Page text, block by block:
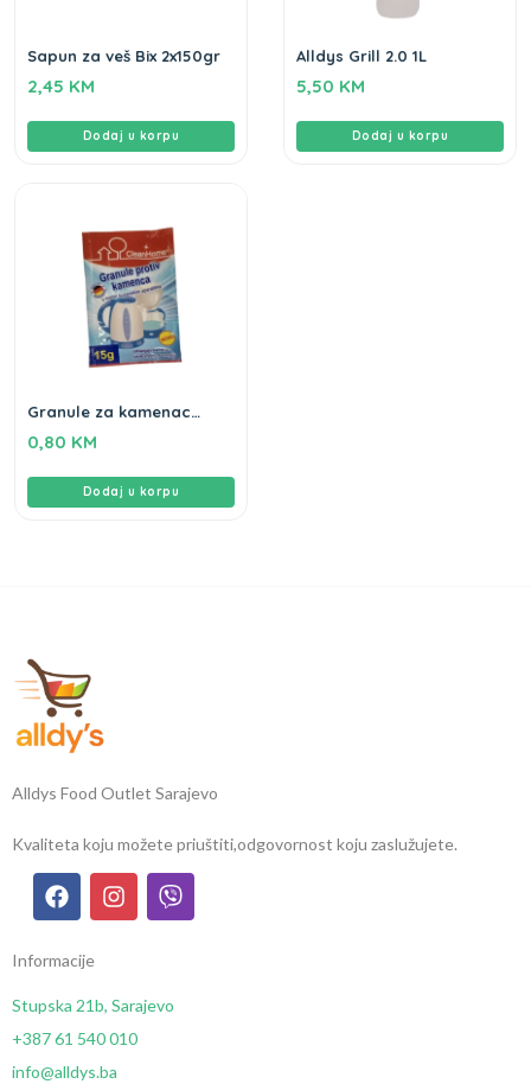
Sapun za veš Bix 2x150gr
2,45 KM
Dodaj u korpu
Alldys Grill 2.0 1L
5,50 KM
Dodaj u korpu
Granule za kamenac
0,80 KM
Dodaj u korpu
Alldys Food Outlet Sarajevo
Kvaliteta koju možete priuštiti,odgovornost koju zaslužujete.
Informacije
Stupska 21b, Sarajevo
+387 61 540 010
info@alldys.ba